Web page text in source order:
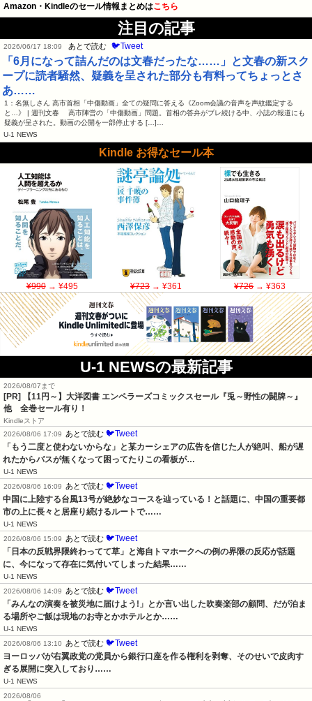
Amazon・Kindleのセール情報まとめはこちら
注目の記事
2026/06/17 18:09 あとで読む 🐦Tweet
「6月になって詰んだのは文春だったな……」と文春の新スク
ープに読者騒然、疑義を呈された部分も有料ってちょっとさ
あ……
1：名無しさん 高市首相「中傷動画」全ての疑問に答える《Zoom会議の音声を声紋鑑定する
と…》 | 週刊文春 高市陣営の「中傷動画」問題。首相の答弁がブレ続ける中、小誌の報道にも
疑義が呈された。動画の公開を一部停止する […]…
U-1 NEWS
Kindle お得なセール本
¥990→ ¥495 ¥723→ ¥361 ¥726→ ¥363
U-1 NEWSの最新記事
2026/08/07まで
[PR]
【11円～】大洋図書 エンペラーズコミックスセール『兎～野性の闘牌～』
他 全巻セール有り！
Kindleストア
2026/08/06 17:09
あとで読む 🐦Tweet
「もう二度と使わないからな」と某カーシェアの広告を信じた人が絶叫、船が遅
れたからバスが無くなって困ってたりこの看板が…
U-1 NEWS
2026/08/06 16:09
あとで読む 🐦Tweet
中国に上陸する台風13号が絶妙なコースを辿っている！と話題に、中国の重要都
市の上に長々と居座り続けるルートで……
U-1 NEWS
2026/08/06 15:09
あとで読む 🐦Tweet
「日本の反戦界隈終わってて草」と海自トマホークへの例の界隈の反応が話題
に、今になって存在に気付いてしまった結果……
U-1 NEWS
2026/08/06 14:09
あとで読む 🐦Tweet
「みんなの演奏を被災地に届けよう!」とか言い出した吹奏楽部の顧問、だが泊ま
る場所やご飯は現地のお寺とかホテルとか……
U-1 NEWS
2026/08/06 13:10
あとで読む 🐦Tweet
ヨーロッパが右翼政党の党員から銀行口座を作る権利を剥奪、そのせいで皮肉す
ぎる展開に突入しており……
U-1 NEWS
2026/08/06